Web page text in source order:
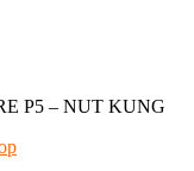
P5 – NUT KUNG